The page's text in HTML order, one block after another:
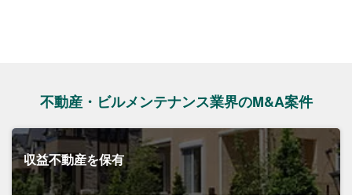
不動産・ビルメンテナンス業界のM&A案件
収益不動産を保有